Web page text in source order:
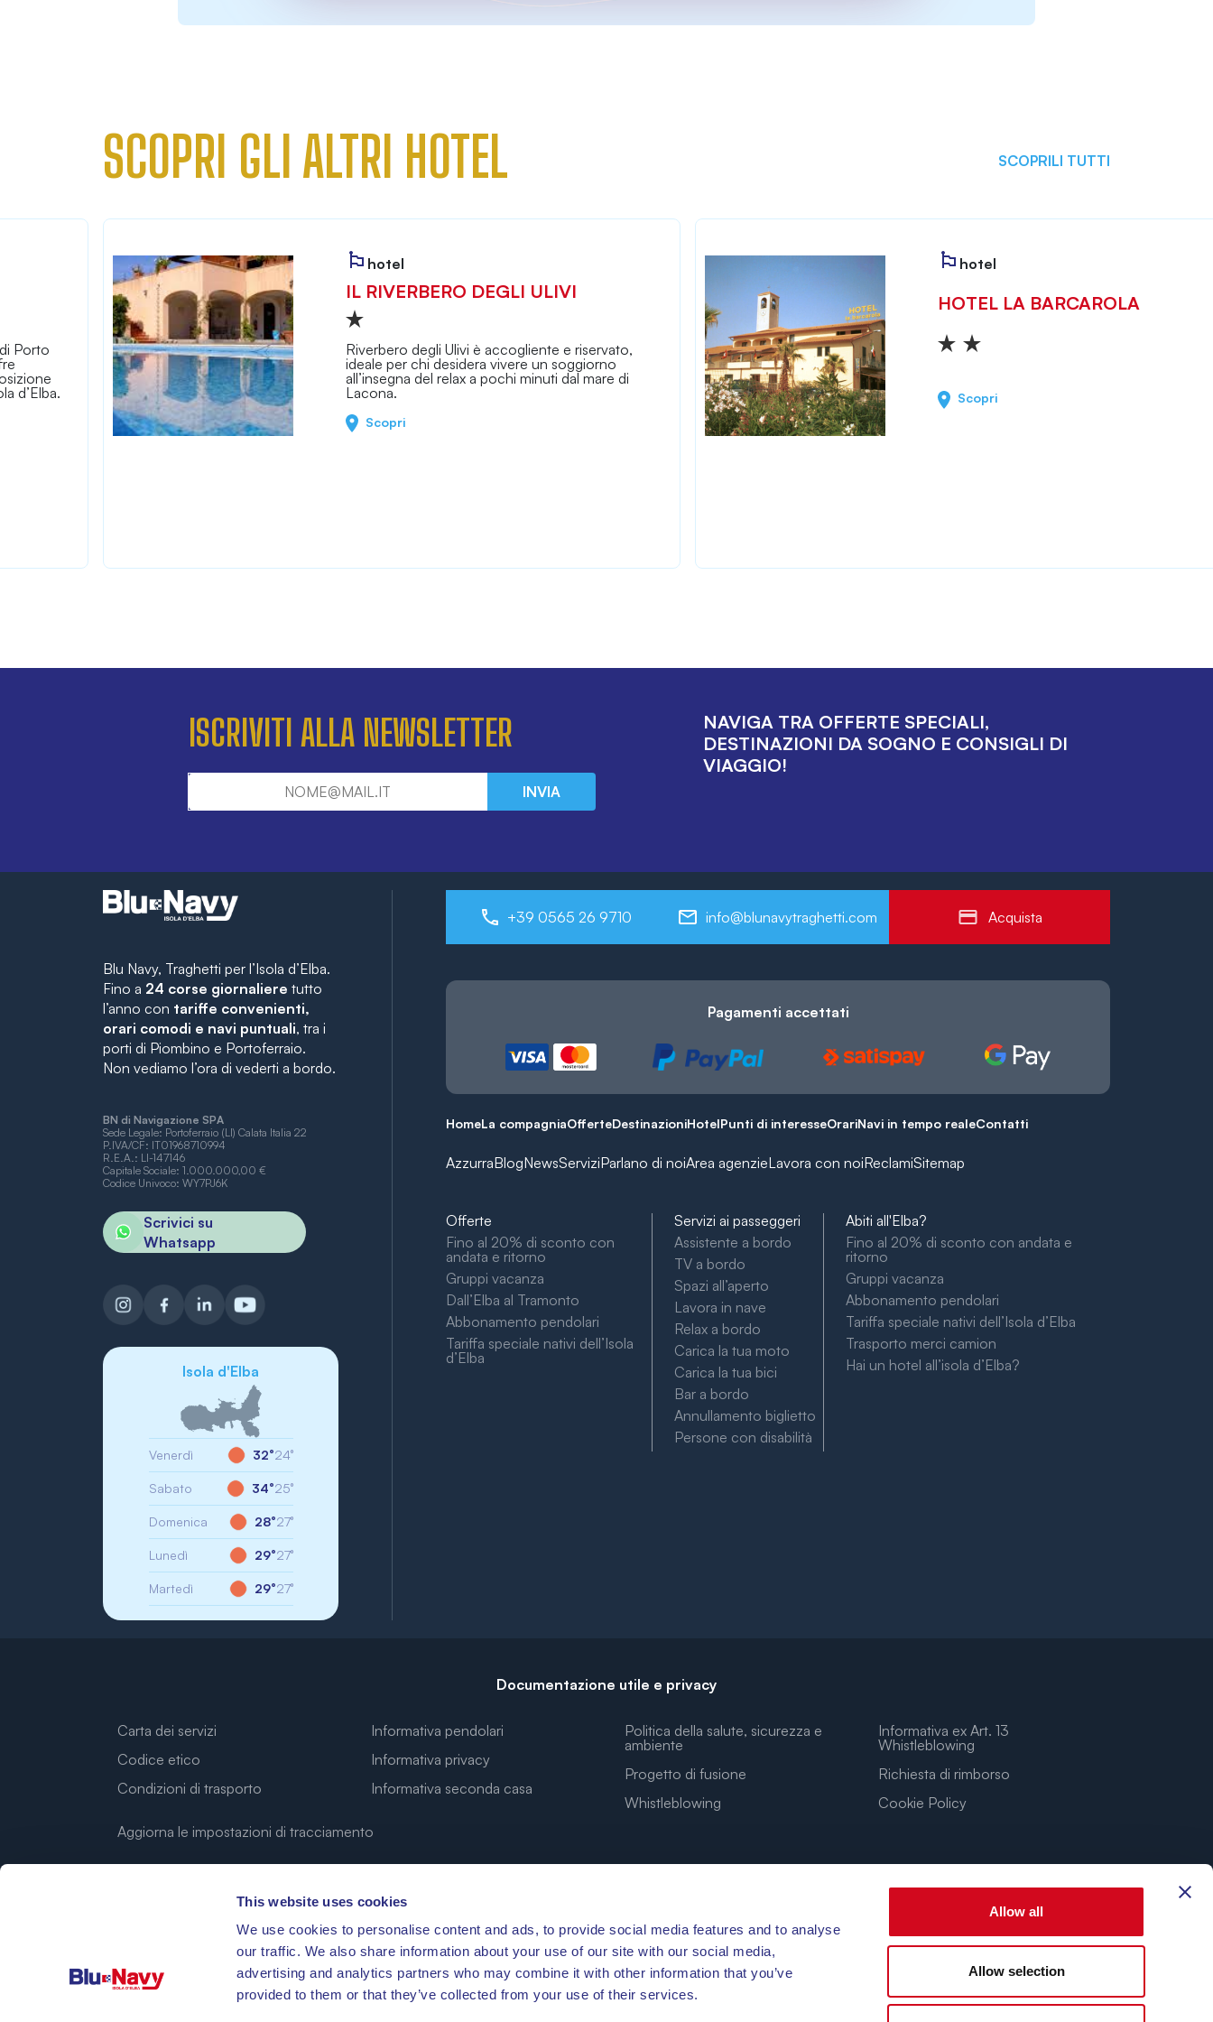
This website uses cookies
We use cookies to personalise content and ads, to provide social media features and to analyse
our traffic. We also share information about your use of our site with our social media,
advertising and analytics partners who may combine it with other information that you’ve
provided to them or that they’ve collected from your use of their services.
Allow all
Allow selection
SCOPRI GLI ALTRI HOTEL SCOPRILI TUTTI
Porto
d’Elba.
hotel
IL RIVERBERO DEGLI ULIVI
Riverbero degli Ulivi è accogliente e riservato,
ideale per chi desidera vivere un soggiorno
all’insegna del relax a pochi minuti dal mare di
Lacona.
Scopri
hotel
HOTEL LA BARCAROLA
Scopri
ISCRIVITI ALLA NEWSLETTER
INVIA
NAVIGA TRA OFFERTE SPECIALI,
DESTINAZIONI DA SOGNO E CONSIGLI DI
VIAGGIO!
Blu Navy, Traghetti per l’Isola d’Elba.
Fino a 24 corse giornaliere tutto
l’anno con tariffe convenienti,
orari comodi e navi puntuali, tra i
porti di Piombino e Portoferraio.
Non vediamo l’ora di vederti a bordo.
BN di Navigazione SPA
Sede Legale: Portoferraio (LI) Calata Italia 22
P.IVA/CF: IT01968710994
R.E.A.: LI-147146
Capitale Sociale: 1.000.000,00 €
Codice Univoco: WY7PJ6K
Scrivici su
Whatsapp
Isola d'Elba
Venerdì 32°24°
Sabato 34°25°
Domenica 28°27°
Lunedì 29°27°
Martedì 29°27°
+39 0565 26 9710 info@blunavytraghetti.com Acquista
Pagamenti accettati
HomeLa compagniaOfferteDestinazioniHotelPunti di interesseOrariNavi in tempo realeContatti
AzzurraBlogNewsServiziParlano di noiArea agenzieLavora con noiReclamiSitemap
Offerte
Fino al 20% di sconto con
andata e ritorno
Gruppi vacanza
Dall’Elba al Tramonto
Abbonamento pendolari
Tariffa speciale nativi dell’Isola
d’Elba
Servizi ai passeggeri
Assistente a bordo
TV a bordo
Spazi all’aperto
Lavora in nave
Relax a bordo
Carica la tua moto
Carica la tua bici
Bar a bordo
Annullamento biglietto
Persone con disabilità
Abiti all'Elba?
Fino al 20% di sconto con andata e
ritorno
Gruppi vacanza
Abbonamento pendolari
Tariffa speciale nativi dell’Isola d’Elba
Trasporto merci camion
Hai un hotel all’isola d’Elba?
Documentazione utile e privacy
Carta dei servizi
Codice etico
Condizioni di trasporto
Informativa pendolari
Informativa privacy
Informativa seconda casa
Politica della salute, sicurezza e
ambiente
Progetto di fusione
Whistleblowing
Informativa ex Art. 13
Whistleblowing
Richiesta di rimborso
Cookie Policy
Aggiorna le impostazioni di tracciamento
LE COORDINATE PER I TUOI SOGNI